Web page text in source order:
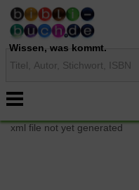
Wissen, was kommt.
fremdsprachige
Bücher
xml file not yet generated